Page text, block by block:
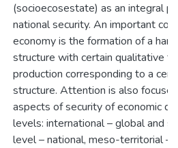
(socioecosestate) as an integral
national security. An important
economy is the formation of a
structure with certain qualitative
production corresponding to a
structure. Attention is also
aspects of security of economic
levels: international – global and
level – national, meso-territorial –